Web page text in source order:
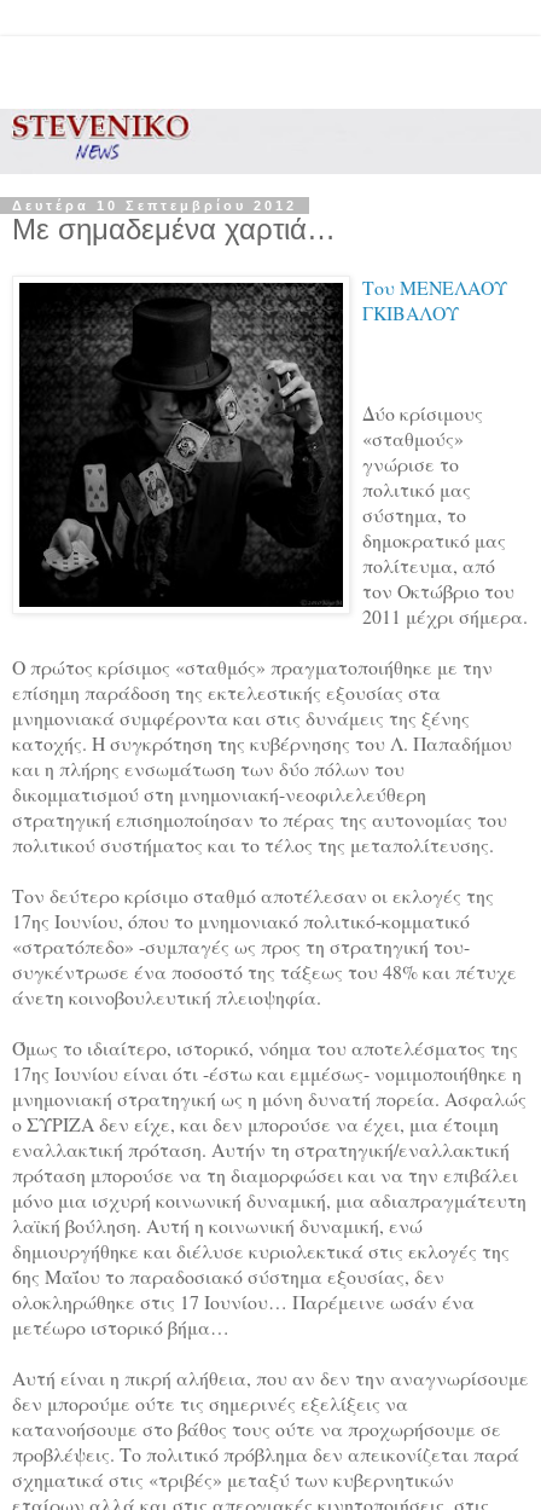
Δευτέρα 10 Σεπτεμβρίου 2012
Με σημαδεμένα χαρτιά…
Του ΜΕΝΕΛΑΟΥ
ΓΚΙΒΑΛΟΥ
Δύο κρίσιμους
«σταθμούς»
γνώρισε το
πολιτικό μας
σύστημα, το
δημοκρατικό μας
πολίτευμα, από
τον Οκτώβριο του
2011 μέχρι σήμερα.
Ο πρώτος κρίσιμος «σταθμός» πραγματοποιήθηκε με την
επίσημη παράδοση της εκτελεστικής εξουσίας στα
μνημονιακά συμφέροντα και στις δυνάμεις της ξένης
κατοχής. Η συγκρότηση της κυβέρνησης του Λ. Παπαδήμου
και η πλήρης ενσωμάτωση των δύο πόλων του
δικομματισμού στη μνημονιακή-νεοφιλελεύθερη
στρατηγική επισημοποίησαν το πέρας της αυτονομίας του
πολιτικού συστήματος και το τέλος της μεταπολίτευσης.
Τον δεύτερο κρίσιμο σταθμό αποτέλεσαν οι εκλογές της
17ης Ιουνίου, όπου το μνημονιακό πολιτικό-κομματικό
«στρατόπεδο» -συμπαγές ως προς τη στρατηγική του-
συγκέντρωσε ένα ποσοστό της τάξεως του 48% και πέτυχε
άνετη κοινοβουλευτική πλειοψηφία.
Όμως το ιδιαίτερο, ιστορικό, νόημα του αποτελέσματος της
17ης Ιουνίου είναι ότι -έστω και εμμέσως- νομιμοποιήθηκε η
μνημονιακή στρατηγική ως η μόνη δυνατή πορεία. Ασφαλώς
ο ΣΥΡΙΖΑ δεν είχε, και δεν μπορούσε να έχει, μια έτοιμη
εναλλακτική πρόταση. Αυτήν τη στρατηγική/εναλλακτική
πρόταση μπορούσε να τη διαμορφώσει και να την επιβάλει
μόνο μια ισχυρή κοινωνική δυναμική, μια αδιαπραγμάτευτη
λαϊκή βούληση. Αυτή η κοινωνική δυναμική, ενώ
δημιουργήθηκε και διέλυσε κυριολεκτικά στις εκλογές της
6ης Μαΐου το παραδοσιακό σύστημα εξουσίας, δεν
ολοκληρώθηκε στις 17 Ιουνίου… Παρέμεινε ωσάν ένα
μετέωρο ιστορικό βήμα…
Αυτή είναι η πικρή αλήθεια, που αν δεν την αναγνωρίσουμε
δεν μπορούμε ούτε τις σημερινές εξελίξεις να
κατανοήσουμε στο βάθος τους ούτε να προχωρήσουμε σε
προβλέψεις. Το πολιτικό πρόβλημα δεν απεικονίζεται παρά
σχηματικά στις «τριβές» μεταξύ των κυβερνητικών
εταίρων αλλά και στις απεργιακές κινητοποιήσεις, στις